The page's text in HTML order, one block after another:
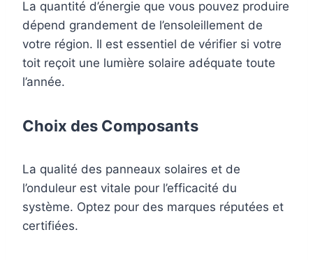
La quantité d’énergie que vous pouvez produire
dépend grandement de l’ensoleillement de
votre région. Il est essentiel de vérifier si votre
toit reçoit une lumière solaire adéquate toute
l’année.
Choix des Composants
La qualité des panneaux solaires et de
l’onduleur est vitale pour l’efficacité du
système. Optez pour des marques réputées et
certifiées.